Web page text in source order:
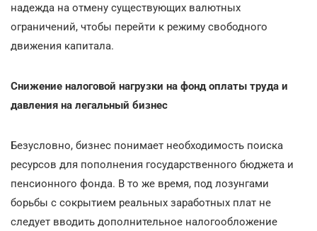
надежда на отмену существующих валютных
ограничений, чтобы перейти к режиму свободного
движения капитала.
Снижение налоговой нагрузки на фонд оплаты труда и
давления на легальный бизнес
Безусловно, бизнес понимает необходимость поиска
ресурсов для пополнения государственного бюджета и
пенсионного фонда. В то же время, под лозунгами
борьбы с сокрытием реальных заработных плат не
следует вводить дополнительное налогообложение